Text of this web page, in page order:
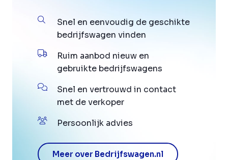
Snel en eenvoudig de geschikte
bedrijfswagen vinden
Ruim aanbod nieuw en
gebruikte bedrijfswagens
Snel en vertrouwd in contact
met de verkoper
Persoonlijk advies
Meer over Bedrijfswagen.nl